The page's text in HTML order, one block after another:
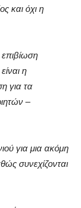
και όχι η
η
για τα
–
για μια ακόμη
συνεχίζονται